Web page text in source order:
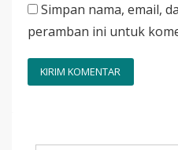
Simpan nama, email,
peramban ini untuk